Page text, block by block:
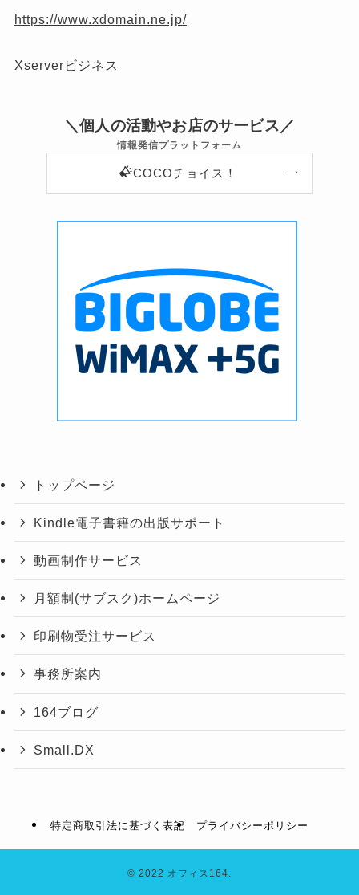
https://www.xdomain.ne.jp/
Xserverビジネス
＼個人の活動やお店のサービス／
情報発信プラットフォーム
COCOチョイス！
トップページ
Kindle電子書籍の出版サポート
動画制作サービス
月額制(サブスク)ホームページ
印刷物受注サービス
事務所案内
164ブログ
Small.DX
特定商取引法に基づく表記 プライバシーポリシー
© 2022 オフィス164.